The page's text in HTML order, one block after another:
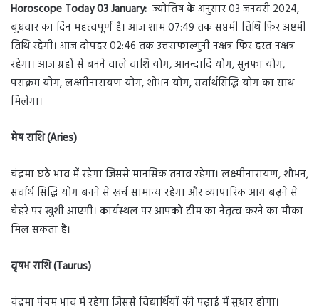
Horoscope Today 03 January: ज्योतिष के अनुसार 03 जनवरी 2024,
बुधवार का दिन महत्वपूर्ण है। आज शाम 07:49 तक सप्तमी तिथि फिर अष्टमी
तिथि रहेगी। आज दोपहर 02:46 तक उत्तराफाल्गुनी नक्षत्र फिर हस्त नक्षत्र
रहेगा। आज ग्रहों से बनने वाले वाशि योग, आनन्दादि योग, सुनफा योग,
पराक्रम योग, लक्ष्मीनारायण योग, शोभन योग, सर्वार्थसिद्धि योग का साथ
मिलेगा।
मेष राशि (Aries)
चंद्रमा छठे भाव में रहेगा जिससे मानसिक तनाव रहेगा। लक्ष्मीनारायण, शौभन,
सर्वार्थ सिद्धि योग बनने से खर्च सामान्य रहेगा और व्यापारिक आय बढ़ने से
चेहरे पर खुशी आएगी। कार्यस्थल पर आपको टीम का नेतृत्व करने का मौका
मिल सकता है।
वृषभ राशि (Taurus)
चंद्रमा पंचम भाव में रहेगा जिससे विद्यार्थियों की पढ़ाई में सुधार होगा।